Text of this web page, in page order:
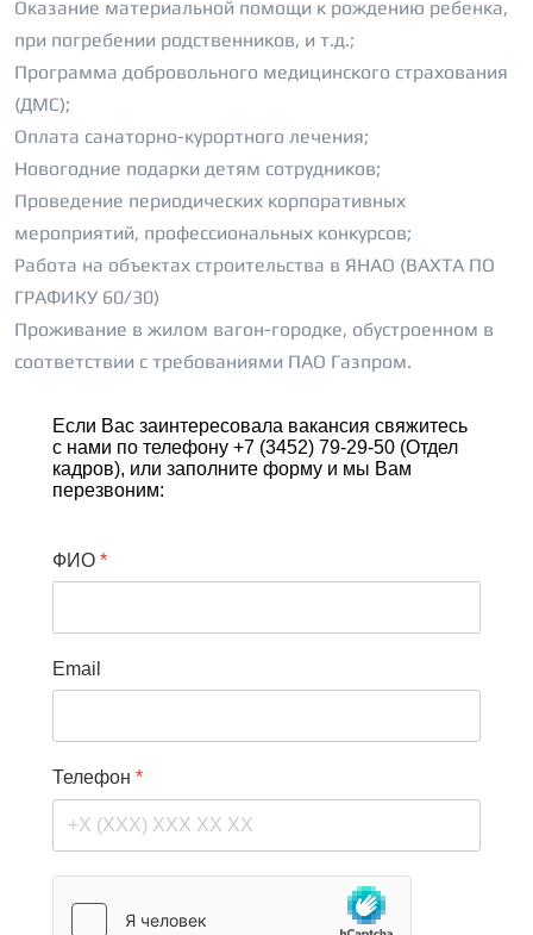
Оказание материальной помощи к рождению ребенка,
при погребении родственников, и т.д.;
Программа добровольного медицинского страхования
(ДМС);
Оплата санаторно-курортного лечения;
Новогодние подарки детям сотрудников;
Проведение периодических корпоративных
мероприятий, профессиональных конкурсов;
Работа на объектах строительства в ЯНАО (ВАХТА ПО
ГРАФИКУ 60/30)
Проживание в жилом вагон-городке, обустроенном в
соответствии с требованиями ПАО Газпром.
Если Вас заинтересовала вакансия свяжитесь
с нами по телефону +7 (3452) 79-29-50 (Отдел
кадров), или заполните форму и мы Вам
перезвоним:
ФИО *
Email
Телефон *